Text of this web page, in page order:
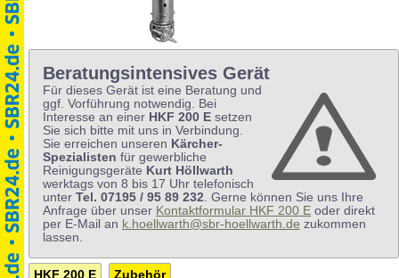
Beratungsintensives Gerät
Für dieses Gerät ist eine Beratung und
ggf. Vorführung notwendig. Bei
Interesse an einer HKF 200 E setzen
Sie sich bitte mit uns in Verbindung.
Sie erreichen unseren Kärcher-
Spezialisten für gewerbliche
Reinigungsgeräte Kurt Höllwarth
werktags von 8 bis 17 Uhr telefonisch
unter Tel. 07195 / 95 89 232 . Gerne können Sie uns Ihre
Anfrage über unser Kontaktformular HKF 200 E oder direkt
per E-Mail an k.hoellwarth@sbr-hoellwarth.de zukommen
lassen.
HKF 200 E Zubehör